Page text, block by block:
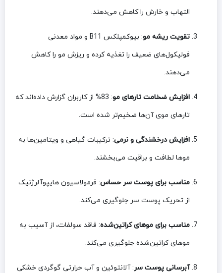
التهاب و خارش را کاهش می‌دهند.
تقویت ریشه مو
: بیوکمپلکس B11 و مواد معدنی
فولیکول‌های ضعیف را تغذیه کرده و ریزش مو را کاهش
می‌دهند.
افزایش ضخامت تارهای مو
: 83% از کاربران گزارش داده‌اند که
تارهای موی آن‌ها ضخیم‌تر شده است.
افزایش درخشندگی و نرمی: ترکیبات گیاهی و ویتامین‌ها به
موها لطافت و براقیت می‌بخشند.
مناسب برای پوست سر حساس: فرمولاسیون هایپوآلرژنیک
از تحریک پوست سر جلوگیری می‌کند.
مناسب برای موهای کراتین‌شده: فاقد سولفات، از آسیب به
موهای کراتین‌شده جلوگیری می‌کند.
آبرسانی پوست سر : آلانتوئین و آب حرارتی گوگردی خشکی